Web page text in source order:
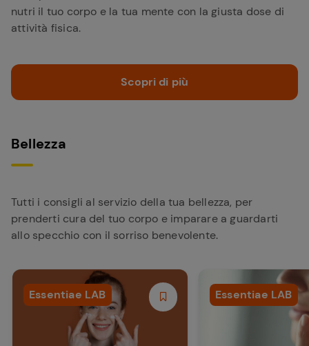
nutri il tuo corpo e la tua mente con la giusta dose di
attività fisica.
Scopri di più
Bellezza
Tutti i consigli al servizio della tua bellezza, per
prenderti cura del tuo corpo e imparare a guardarti
allo specchio con il sorriso benevolente.
Essentiae LAB Essentiae LAB